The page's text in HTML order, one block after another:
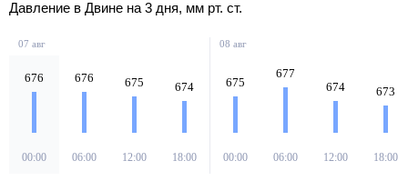
Давление в Двине на 3 дня, мм рт. ст.
07 авг
676
00:00
676
06:00
675
12:00
674
18:00
08 авг
675
00:00
677
06:00
674
12:00
673
18:00